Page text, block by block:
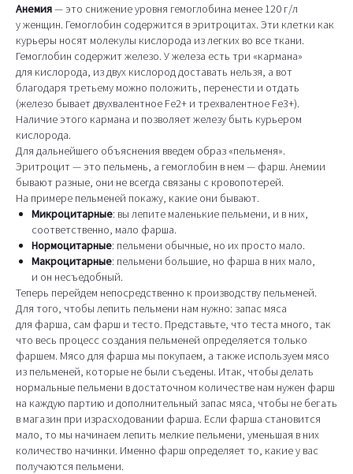
Анемия— это снижение уровня гемоглобина менее 120 г/л
у женщин. Гемоглобин содержится в эритроцитах. Эти клетки как
курьеры носят молекулы кислорода из легких во все ткани.
Гемоглобин содержит железо. У железа есть три «кармана»
для кислорода, из двух кислород доставать нельзя, а вот
благодаря третьему можно положить, перенести и отдать
(железо бывает двухвалентное Fe2+ и трехвалентное Fe3+).
Наличие этого кармана и позволяет железу быть курьером
кислорода.
Для дальнейшего объяснения введем образ «пельменя».
Эритроцит — это пельмень, а гемоглобин в нем — фарш. Анемии
бывают разные, они не всегда связаны с кровопотерей.
На примере пельменей покажу, какие они бывают.
Микроцитарные: вы лепите маленькие пельмени, и в них,
соответственно, мало фарша.
Нормоцитарные: пельмени обычные, но их просто мало.
Макроцитарные: пельмени большие, но фарша в них мало,
и он несъедобный.
Теперь перейдем непосредственно к производству пельменей.
Для того, чтобы лепить пельмени нам нужно: запас мяса
для фарша, сам фарш и тесто. Представьте, что теста много, так
что весь процесс создания пельменей определяется только
фаршем. Мясо для фарша мы покупаем, а также используем мясо
из пельменей, которые не были съедены. Итак, чтобы делать
нормальные пельмени в достаточном количестве нам нужен фарш
на каждую партию и дополнительный запас мяса, чтобы не бегать
в магазин при израсходовании фарша. Если фарша становится
мало, то мы начинаем лепить мелкие пельмени, уменьшая в них
количество начинки. Именно фарш определяет то, какие у вас
получаются пельмени.